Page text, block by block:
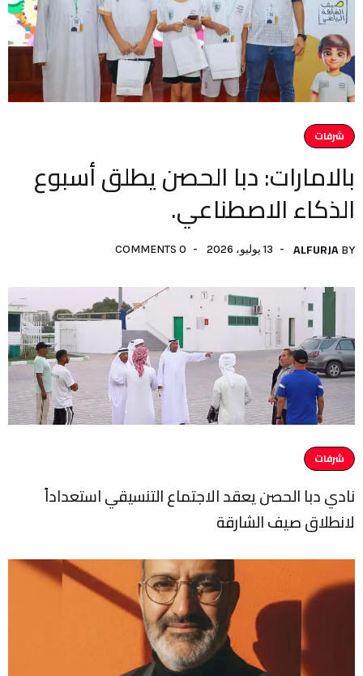
شرفات
بالامارات: دبا الحصن يطلق أسبوع
الذكاء الاصطناعي.
BY
ALFURJA 13 يوليو، 2026 0 COMMENTS
شرفات
نادي دبا الحصن يعقد الاجتماع التنسيقي استعداداً
لانطلاق صيف الشارقة